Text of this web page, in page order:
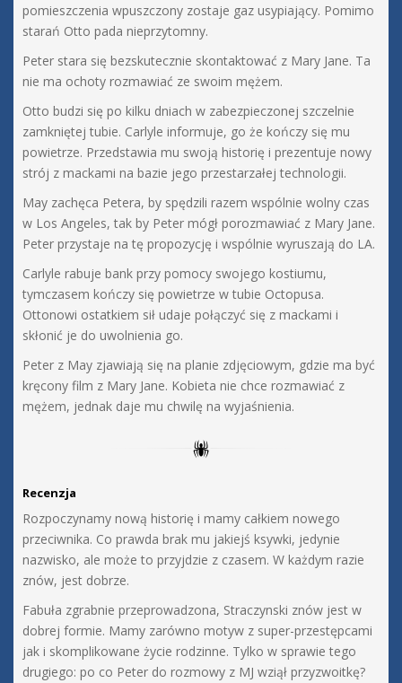
pomieszczenia wpuszczony zostaje gaz usypiający. Pomimo
starań Otto pada nieprzytomny.
Peter stara się bezskutecznie skontaktować z Mary Jane. Ta
nie ma ochoty rozmawiać ze swoim mężem.
Otto budzi się po kilku dniach w zabezpieczonej szczelnie
zamkniętej tubie. Carlyle informuje, go że kończy się mu
powietrze. Przedstawia mu swoją historię i prezentuje nowy
strój z mackami na bazie jego przestarzałej technologii.
May zachęca Petera, by spędzili razem wspólnie wolny czas
w Los Angeles, tak by Peter mógł porozmawiać z Mary Jane.
Peter przystaje na tę propozycję i wspólnie wyruszają do LA.
Carlyle rabuje bank przy pomocy swojego kostiumu,
tymczasem kończy się powietrze w tubie Octopusa.
Ottonowi ostatkiem sił udaje połączyć się z mackami i
skłonić je do uwolnienia go.
Peter z May zjawiają się na planie zdjęciowym, gdzie ma być
kręcony film z Mary Jane. Kobieta nie chce rozmawiać z
mężem, jednak daje mu chwilę na wyjaśnienia.
Recenzja
Rozpoczynamy nową historię i mamy całkiem nowego
przeciwnika. Co prawda brak mu jakiejś ksywki, jedynie
nazwisko, ale może to przyjdzie z czasem. W każdym razie
znów, jest dobrze.
Fabuła zgrabnie przeprowadzona, Straczynski znów jest w
dobrej formie. Mamy zarówno motyw z super-przestępcami
jak i skomplikowane życie rodzinne. Tylko w sprawie tego
drugiego: po co Peter do rozmowy z MJ wziął przyzwoitkę?